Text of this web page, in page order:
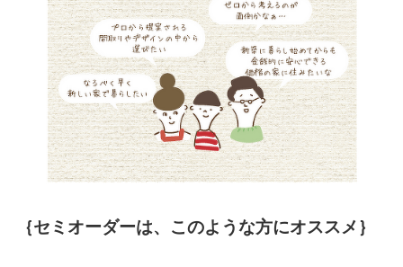
｛セミオーダーは、このような方にオススメ｝